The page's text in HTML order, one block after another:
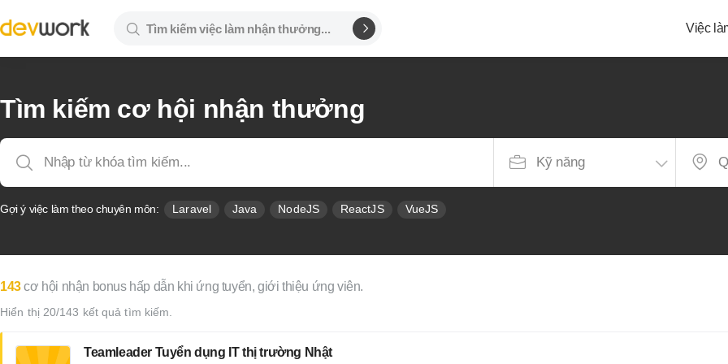
Việc
Tìm kiếm cơ hội nhận thưởng
Gợi ý việc làm theo chuyên môn: Laravel Java NodeJS ReactJS VueJS
143cơ hội nhận bonus hấp dẫn khi ứng tuyển, giới thiệu ứng viên.
Hiển thị 20/143 kết quả tìm kiếm.
Teamleader Tuyển dụng IT thị trường Nhật